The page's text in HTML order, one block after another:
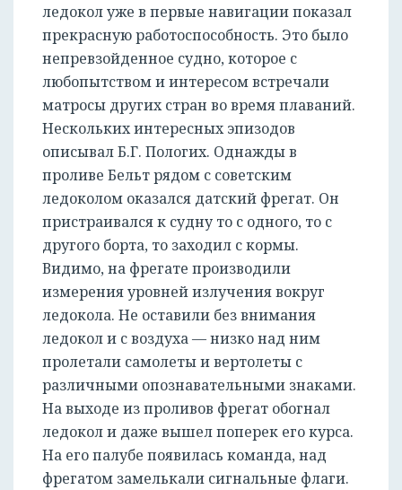
ледокол уже в первые навигации показал
прекрасную работоспособность. Это было
непревзойденное судно, которое с
любопытством и интересом встречали
матросы других стран во время плаваний.
Нескольких интересных эпизодов
описывал Б.Г. Пологих. Однажды в
проливе Бельт рядом с советским
ледоколом оказался датский фрегат. Он
пристраивался к судну то с одного, то с
другого борта, то заходил с кормы.
Видимо, на фрегате производили
измерения уровней излучения вокруг
ледокола. Не оставили без внимания
ледокол и с воздуха — низко над ним
пролетали самолеты и вертолеты с
различными опознавательными знаками.
На выходе из проливов фрегат обогнал
ледокол и даже вышел поперек его курса.
На его палубе появилась команда, над
фрегатом замелькали сигнальные флаги.